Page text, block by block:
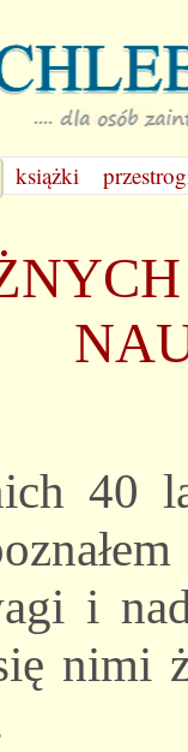
książki
40
i
nimi